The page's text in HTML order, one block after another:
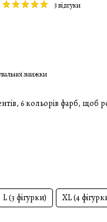
3 відгуки
знижки
6 кольорів фарб, щоб
L (3 фігурки) XL (4